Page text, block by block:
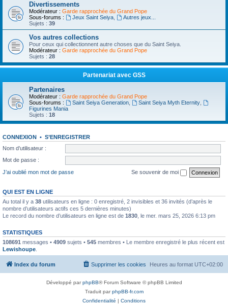
Divertissements
Modérateur : Garde rapprochée du Grand Pope
Sous-forums :
Jeux Saint Seiya,
Autres jeux...
Sujets : 39
Vos autres collections
Pour ceux qui collectionnent autre choses que du Saint Seiya.
Modérateur : Garde rapprochée du Grand Pope
Sujets : 28
Partenariat avec GSS
Partenaires
Modérateur : Garde rapprochée du Grand Pope
Sous-forums :
Saint Seiya Generation, Saint Seiya Myth Eternity,
Figurines Mania
Sujets : 18
CONNEXION • S’ENREGISTRER
Nom d’utilisateur :
Mot de passe :
J’ai oublié mon mot de passe
Se souvenir de moi
QUI EST EN LIGNE
Au total il y a 38 utilisateurs en ligne : 0 enregistré, 2 invisibles et 36 invités (d’après le
nombre d’utilisateurs actifs ces 5 dernières minutes)
Le record du nombre d’utilisateurs en ligne est de 1830 , le mer. mars 25, 2026 6:13 pm
STATISTIQUES
108691 messages • 4909 sujets • 545 membres • Le membre enregistré le plus récent est
Lewishoupe
Index du forum Heures au format UTC+02:00
Supprimer les cookies
Développé parphpBB® Forum Software © phpBB Limited
Traduit parphpBB-fr.com
Confidentialité | Conditions